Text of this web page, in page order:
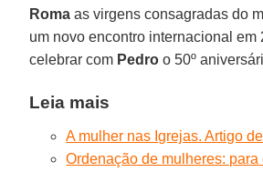
Roma as virgens consagradas do
um novo encontro internacional em
celebrar com Pedro o 50º
Leia mais
A mulher nas Igrejas. Artigo
Ordenação de mulheres: